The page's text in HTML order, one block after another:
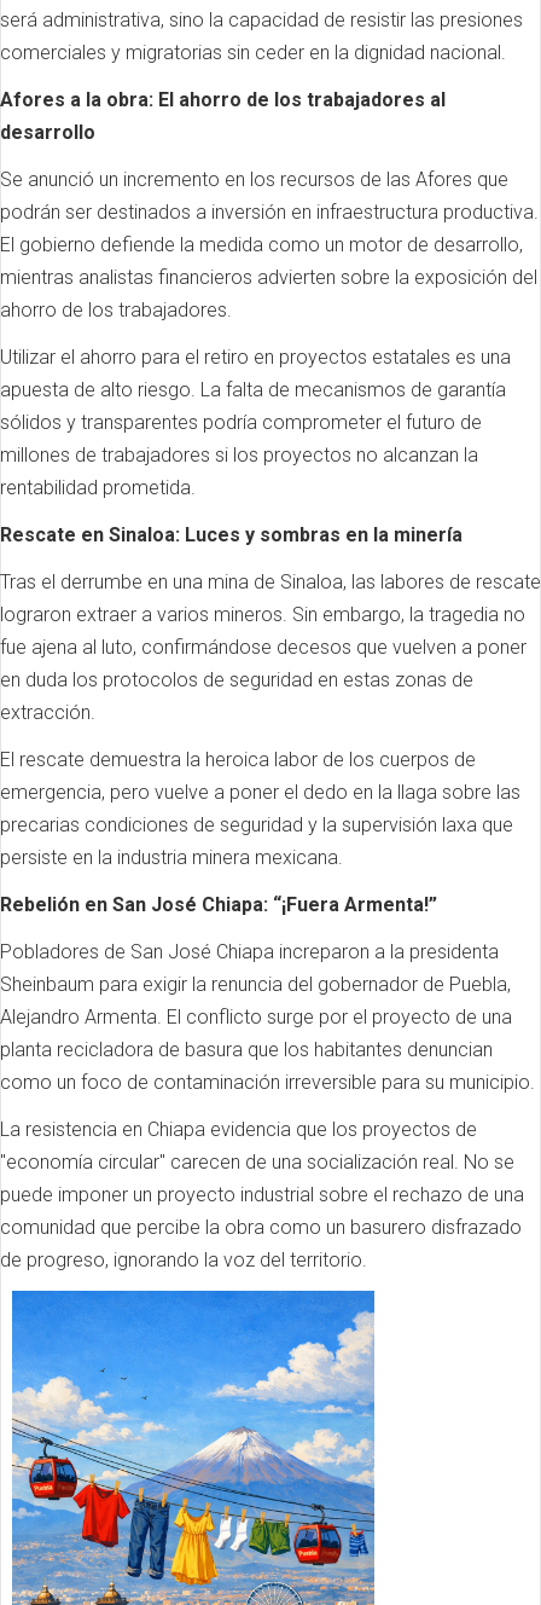
será administrativa, sino la capacidad de resistir las presiones
comerciales y migratorias sin ceder en la dignidad nacional.
Afores a la obra: El ahorro de los trabajadores al
desarrollo
Se anunció un incremento en los recursos de las Afores que
podrán ser destinados a inversión en infraestructura productiva.
El gobierno defiende la medida como un motor de desarrollo,
mientras analistas financieros advierten sobre la exposición del
ahorro de los trabajadores.
Utilizar el ahorro para el retiro en proyectos estatales es una
apuesta de alto riesgo. La falta de mecanismos de garantía
sólidos y transparentes podría comprometer el futuro de
millones de trabajadores si los proyectos no alcanzan la
rentabilidad prometida.
Rescate en Sinaloa: Luces y sombras en la minería
Tras el derrumbe en una mina de Sinaloa, las labores de rescate
lograron extraer a varios mineros. Sin embargo, la tragedia no
fue ajena al luto, confirmándose decesos que vuelven a poner
en duda los protocolos de seguridad en estas zonas de
extracción.
El rescate demuestra la heroica labor de los cuerpos de
emergencia, pero vuelve a poner el dedo en la llaga sobre las
precarias condiciones de seguridad y la supervisión laxa que
persiste en la industria minera mexicana.
Rebelión en San José Chiapa: “¡Fuera Armenta!”
Pobladores de San José Chiapa increparon a la presidenta
Sheinbaum para exigir la renuncia del gobernador de Puebla,
Alejandro Armenta. El conflicto surge por el proyecto de una
planta recicladora de basura que los habitantes denuncian
como un foco de contaminación irreversible para su municipio.
La resistencia en Chiapa evidencia que los proyectos de
"economía circular" carecen de una socialización real. No se
puede imponer un proyecto industrial sobre el rechazo de una
comunidad que percibe la obra como un basurero disfrazado
de progreso, ignorando la voz del territorio.